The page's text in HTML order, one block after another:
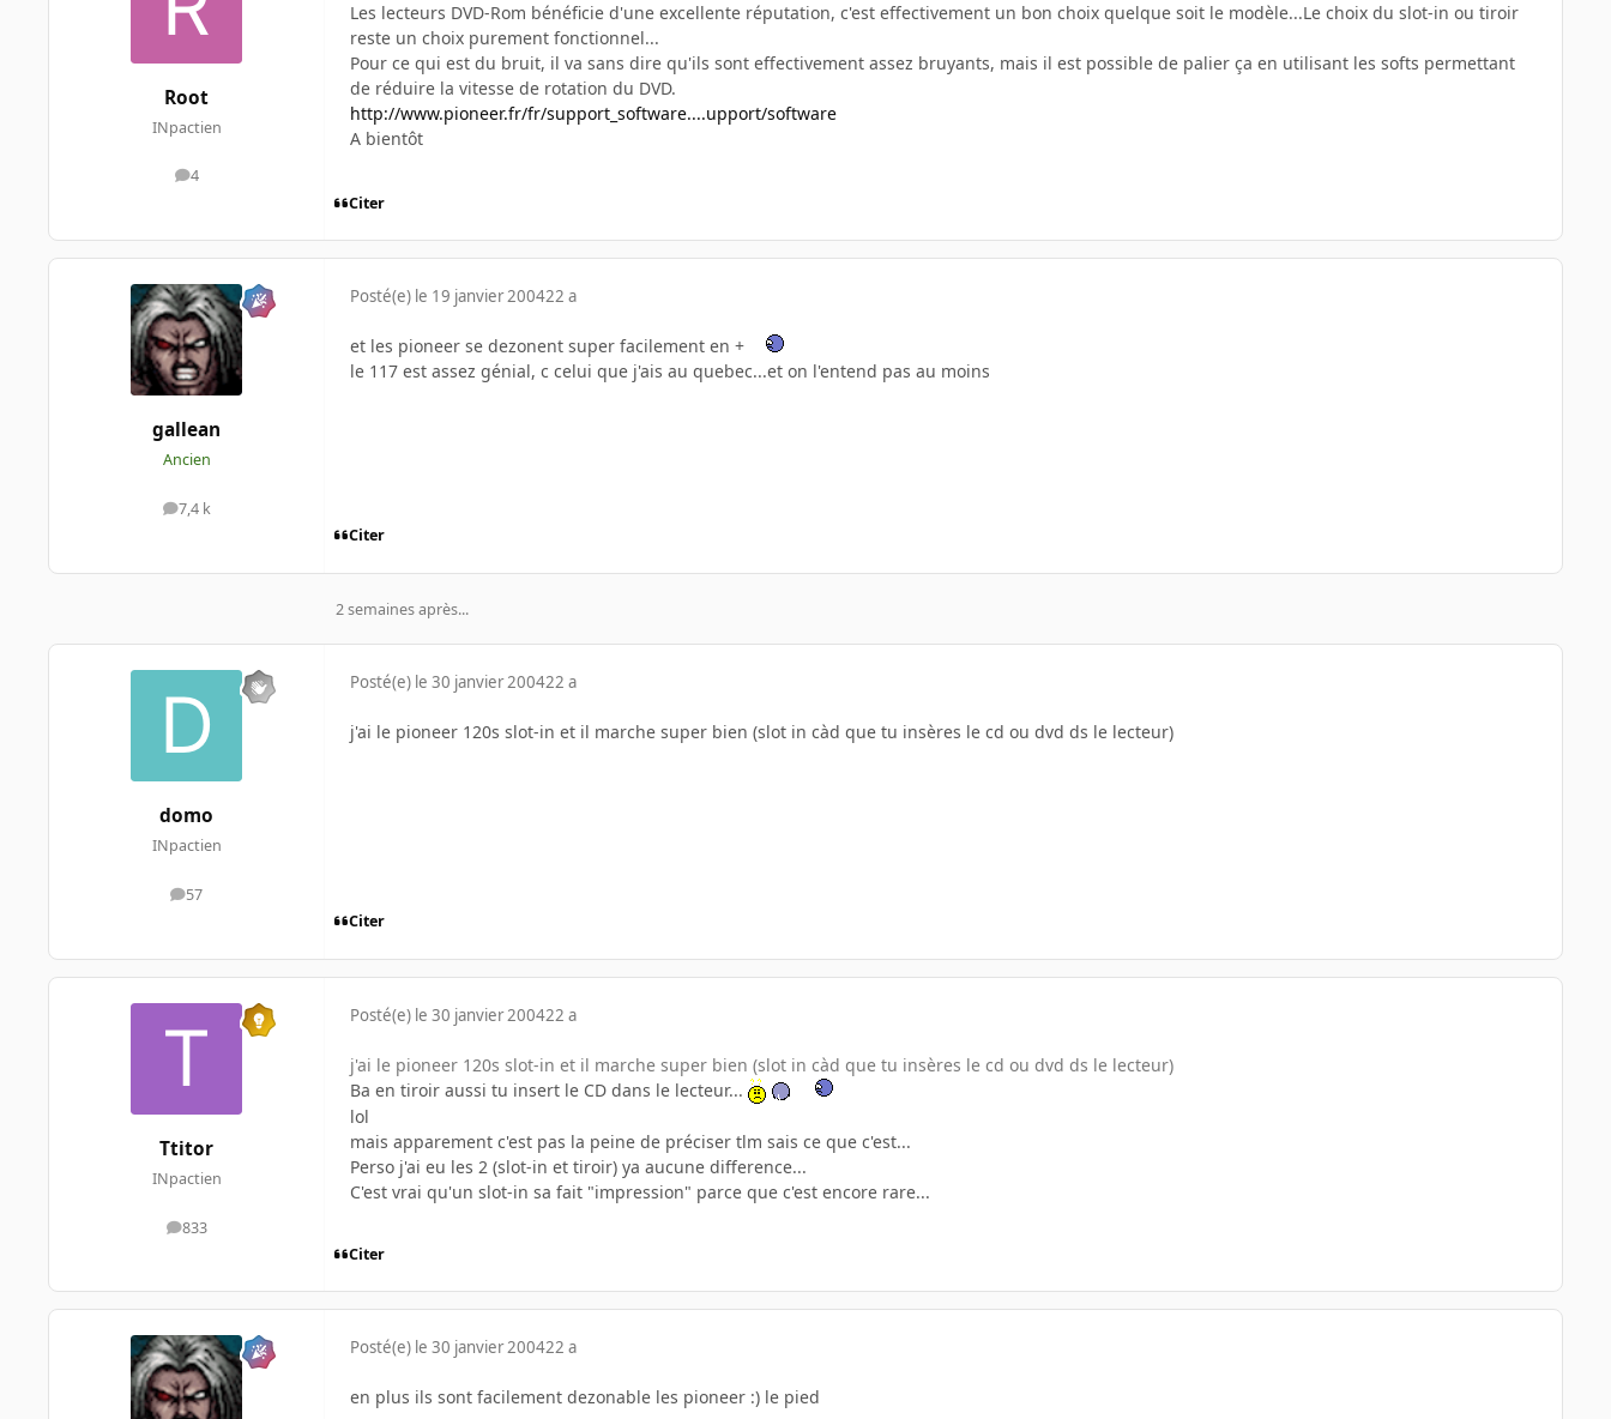
Root
INpactien
4
messages
Les lecteurs DVD-Rom bénéficie d'une excellente réputation, c'est effectivement un bon choix quelque soit le modèle...Le choix du slot-in ou tiroir
reste un choix purement fonctionnel...
Pour ce qui est du bruit, il va sans dire qu'ils sont effectivement assez bruyants, mais il est possible de palier ça en utilisant les softs permettant
de réduire la vitesse de rotation du DVD.
http://www.pioneer.fr/fr/support_software....upport/software
A bientôt
Citer
gallean
Ancien
7,4 k
messages
Posté(e) le 19 janvier 200422 a
et les pioneer se dezonent super facilement en +
le 117 est assez génial, c celui que j'ais au quebec...et on l'entend pas au moins
Citer
2 semaines après...
domo
INpactien
57
messages
Posté(e) le 30 janvier 200422 a
j'ai le pioneer 120s slot-in et il marche super bien (slot in càd que tu insères le cd ou dvd ds le lecteur)
Citer
Ttitor
INpactien
833
messages
Posté(e) le 30 janvier 200422 a
j'ai le pioneer 120s slot-in et il marche super bien (slot in càd que tu insères le cd ou dvd ds le lecteur)
Ba en tiroir aussi tu insert le CD dans le lecteur...
lol
mais apparement c'est pas la peine de préciser tlm sais ce que c'est...
Perso j'ai eu les 2 (slot-in et tiroir) ya aucune difference...
C'est vrai qu'un slot-in sa fait "impression" parce que c'est encore rare...
Citer
Posté(e) le 30 janvier 200422 a
en plus ils sont facilement dezonable les pioneer :) le pied